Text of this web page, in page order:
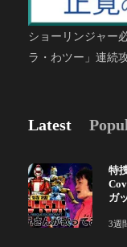
ショーリンジャー
ラ・わツー」連続
Latest
特
ガ
3週